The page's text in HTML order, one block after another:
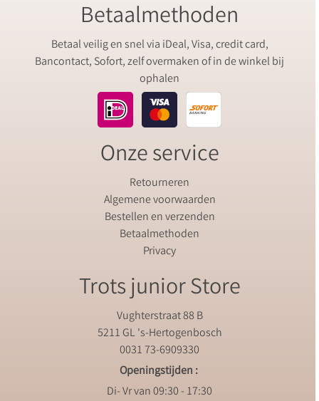
Betaalmethoden
Betaal veilig en snel via iDeal, Visa, credit card,
Bancontact, Sofort, zelf overmaken of in de winkel bij
ophalen
Onze service
Retourneren
Algemene voorwaarden
Bestellen en verzenden
Betaalmethoden
Privacy
Trots junior Store
Vughterstraat 88 B
5211 GL 's-Hertogenbosch
0031 73-6909330
Openingstijden :
Di- Vr van 09:30 - 17:30